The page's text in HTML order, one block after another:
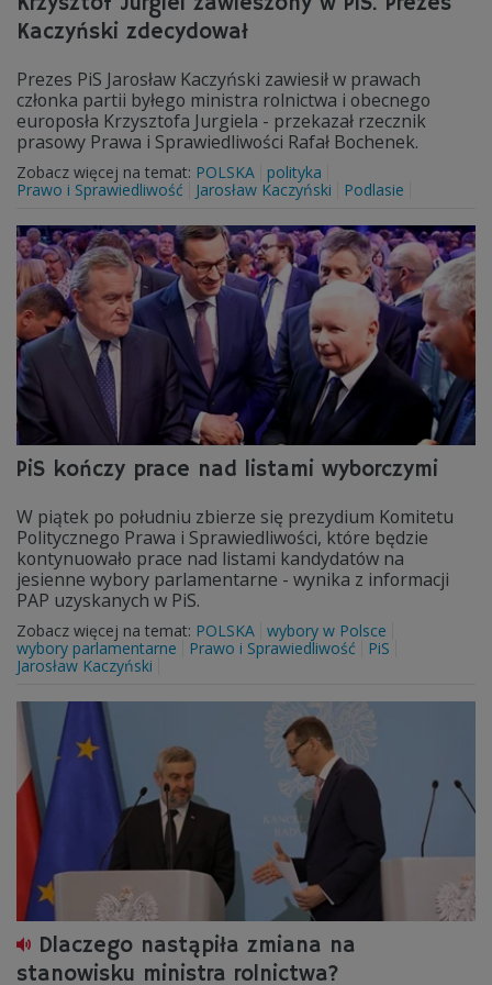
Kaczyński zdecydował
Prezes PiS Jarosław Kaczyński zawiesił w prawach
członka partii byłego ministra rolnictwa i obecnego
europosła Krzysztofa Jurgiela - przekazał rzecznik
prasowy Prawa i Sprawiedliwości Rafał Bochenek.
Zobacz więcej na temat: POLSKA
polityka
Prawo i Sprawiedliwość
Jarosław Kaczyński Podlasie
PiS kończy prace nad listami wyborczymi
W piątek po południu zbierze się prezydium Komitetu
Politycznego Prawa i Sprawiedliwości, które będzie
kontynuowało prace nad listami kandydatów na
jesienne wybory parlamentarne - wynika z informacji
PAP uzyskanych w PiS.
Zobacz więcej na temat: POLSKA wybory w Polsce
wybory parlamentarne
Prawo i Sprawiedliwość
PiS
Jarosław Kaczyński
Dlaczego nastąpiła zmiana na
stanowisku ministra rolnictwa?